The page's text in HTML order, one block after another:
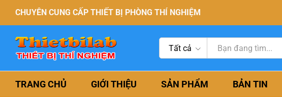
CHUYÊN CUNG CẤP THIẾT BỊ PHÒNG THÍ NGHIỆM
Tất cả
TRANG CHỦ GIỚI THIỆU SẢN PHẨM BẢN TIN